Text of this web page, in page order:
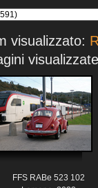
visualizzato:
FFS RABe 523 102